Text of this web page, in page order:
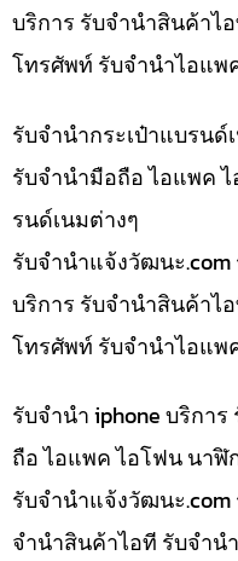
บริการ รับจำนำสินค้าไ
โทรศัพท์ รับจำนำไอแพ
รับจำนำกระเป๋าแบรน
รับจำนำมือถือ ไอแพค
รนด์เนมต่างๆ
รับจํานําแจ้งวัฒนะ.com
บริการ รับจำนำสินค้าไ
โทรศัพท์ รับจำนำไอแพ
รับจำนำ iphone บริกา
ถือ ไอแพค ไอโฟน นาฬิ
รับจํานําแจ้งวัฒนะ.com
จำนำสินค้าไอที รับจำ